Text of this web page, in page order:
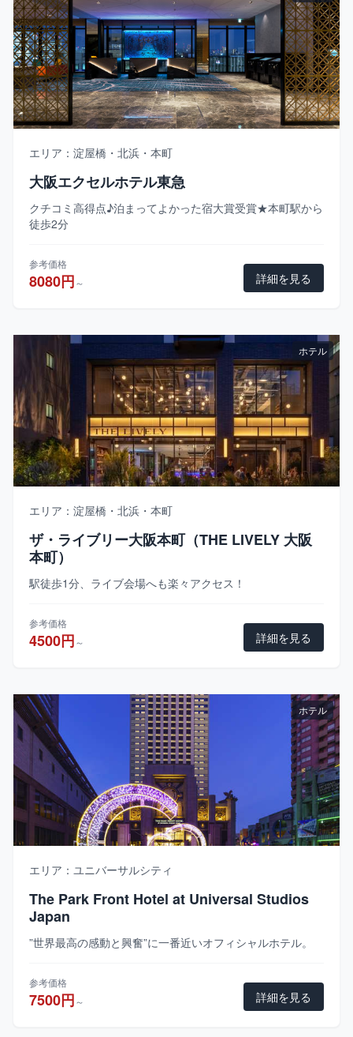
エリア：淀屋橋・北浜・本町
大阪エクセルホテル東急
クチコミ高得点♪泊まってよかった宿大賞受賞★本町駅から
徒歩2分
参考価格
8080円～ 詳細を見る
ホテル
エリア：淀屋橋・北浜・本町
ザ・ライブリー大阪本町（THE LIVELY 大阪
本町）
駅徒歩1分、ライブ会場へも楽々アクセス！
参考価格
4500円～ 詳細を見る
ホテル
エリア：ユニバーサルシティ
The Park Front Hotel at Universal Studios
Japan
”世界最高の感動と興奮”に一番近いオフィシャルホテル。
参考価格
7500円～ 詳細を見る